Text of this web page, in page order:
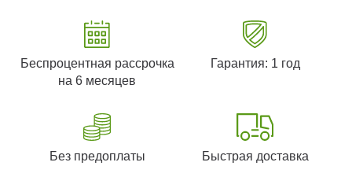
Беспроцентная рассрочка
на 6 месяцев
Гарантия: 1 год
Без предоплаты Быстрая доставка